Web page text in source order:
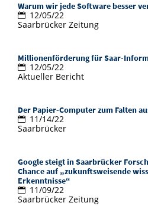
Warum wir jede Software besser
12/05/22
Saarbrücker Zeitung
Millionenförderung für Saar-
12/05/22
Aktueller Bericht
Der Papier-Computer zum Falten
11/14/22
Saarbrücker
Google steigt in Saarbrücker
Chance auf „zukunftsweisende
Erkenntnisse“
11/09/22
Saarbrücker Zeitung